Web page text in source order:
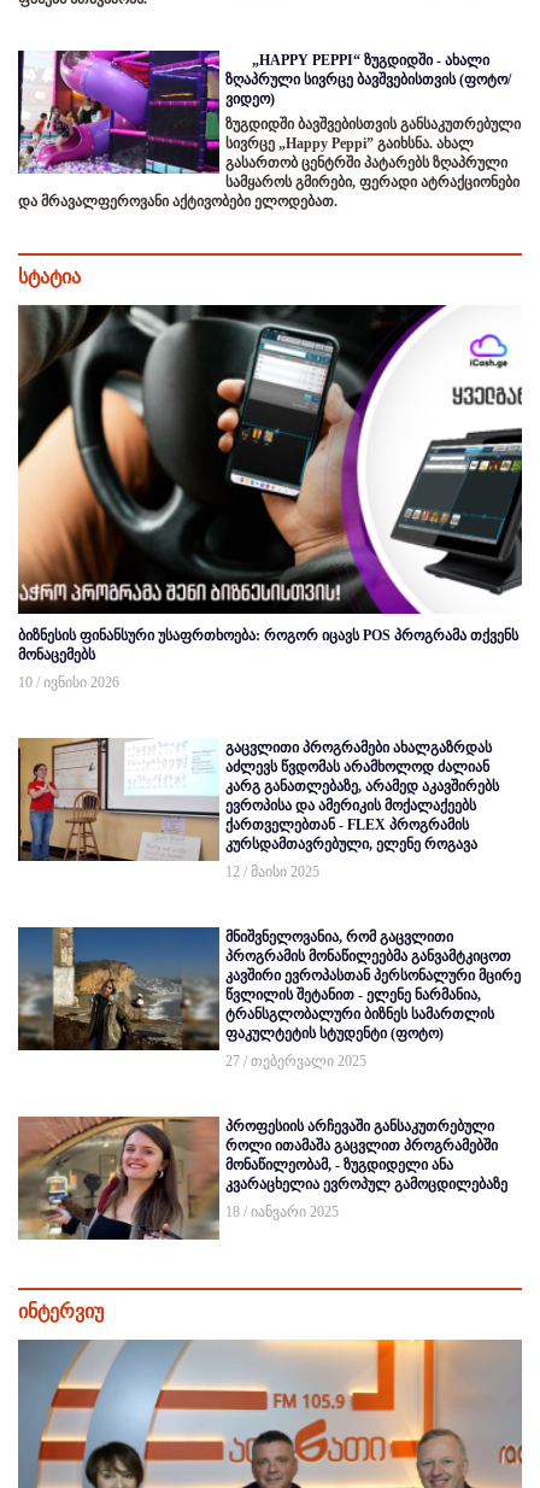
„HAPPY PEPPI“ ზუგდიდში - ახალი
ზღაპრული სივრცე ბავშვებისთვის (ფოტო/
ვიდეო)
ზუგდიდში ბავშვებისთვის განსაკუთრებული
სივრცე „Happy Peppi” გაიხსნა. ახალ
გასართობ ცენტრში პატარებს ზღაპრული
სამყაროს გმირები, ფერადი ატრაქციონები
და მრავალფეროვანი აქტივობები ელოდებათ.
სტატია
ბიზნესის ფინანსური უსაფრთხოება: როგორ იცავს POS პროგრამა თქვენს
მონაცემებს
10 / ივნისი 2026
გაცვლითი პროგრამები ახალგაზრდას
აძლევს წვდომას არამხოლოდ ძალიან
კარგ განათლებაზე, არამედ აკავშირებს
ევროპისა და ამერიკის მოქალაქეებს
ქართველებთან - FLEX პროგრამის
კურსდამთავრებული, ელენე როგავა
12 / მაისი 2025
მნიშვნელოვანია, რომ გაცვლითი
პროგრამის მონაწილეებმა განვამტკიცოთ
კავშირი ევროპასთან პერსონალური მცირე
წვლილის შეტანით - ელენე ნარმანია,
ტრანსგლობალური ბიზნეს სამართლის
ფაკულტეტის სტუდენტი (ფოტო)
27 / თებერვალი 2025
პროფესიის არჩევაში განსაკუთრებული
როლი ითამაშა გაცვლით პროგრამებში
მონაწილეობამ, - ზუგდიდელი ანა
კვარაცხელია ევროპულ გამოცდილებაზე
18 / იანვარი 2025
ინტერვიუ